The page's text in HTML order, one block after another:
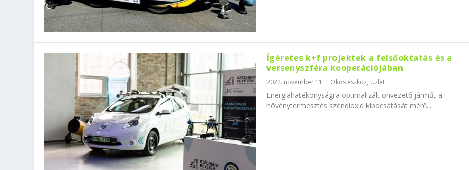
Ígéretes k+f projektek a felsőoktatás és a
versenyszféra kooperációjában
2022. november 11. | Okos eszköz, Üzlet
Energiahatékonyságra optimalizált önvezető jármű, a
növénytermesztés széndioxid kibocsátását mérő...